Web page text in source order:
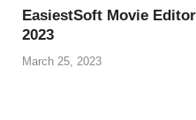
EasiestSoft Movie
2023
March 25, 2023